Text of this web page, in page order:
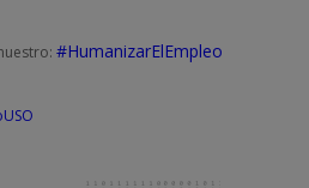
#HumanizarElEmpleo